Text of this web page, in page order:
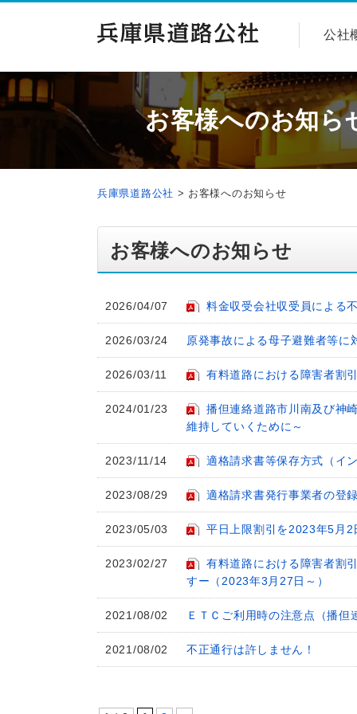
公社
お客様へのお知ら
兵庫県道路公社 > お客様へのお知らせ
お客様へのお知らせ
2026/04/07 料金収受会社収受員による
2026/03/24 原発事故による母子避難者等に
2026/03/11 有料道路における障害者割
2024/01/23
播但連絡道路市川南及び神
維持していくために～
2023/11/14 適格請求書等保存方式（イ
2023/08/29 適格請求書発行事業者の登
2023/05/03 平日上限割引を2023年5月2
2023/02/27
有料道路における障害者割
すー（2023年3月27日～）
2021/08/02 ＥＴＣご利用時の注意点（播但
2021/08/02 不正通行は許しません！